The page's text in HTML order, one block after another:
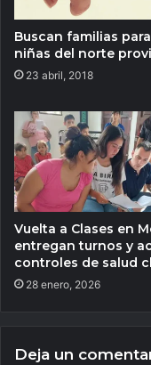
Buscan familias
niñas del norte
23 abril, 2018
Vuelta a Clases en
entregan turnos y
controles de salud
28 enero, 2026
Deja un